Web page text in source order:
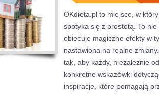
OKdieta.pl to miejsce, w
spotyka się z prostotą. To
obiecuje magiczne efekty w
nastawiona na realne
tak, aby każdy, niezależnie
konkretne wskazówki
inspiracje, które pomagają